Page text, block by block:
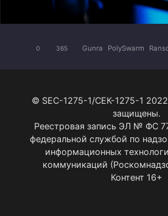
0 365 Gunra PolySwarm
© SEC-1275-1/СЕК-1275-1
защищены.
Реестровая запись ЭЛ № ФС
федеральной службой по
информационных
коммуникаций
Контент 16+